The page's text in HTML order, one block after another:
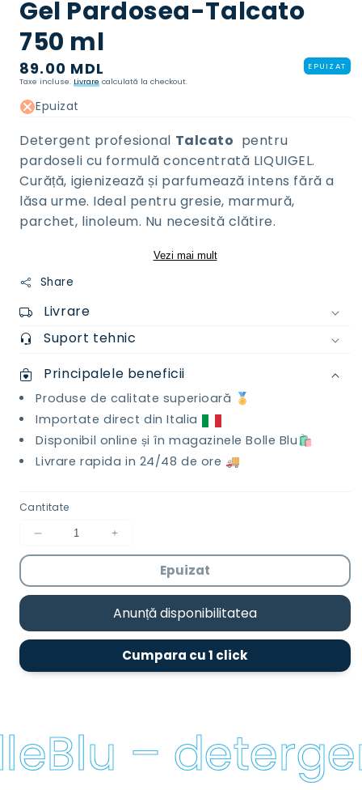
mod
Gel Pardosea-Talcato
750 ml
Preț
normal
89.00 MDL
EPUIZAT
Taxe incluse.Livrare calculată la checkout.
Epuizat
Detergent profesional Talcato pentru
pardoseli cu formulă concentrată LIQUIGEL.
Curăță, igienizează și parfumează intens fără a
lăsa urme. Ideal pentru gresie, marmură,
parchet, linoleum. Nu necesită clătire.
Vezi mai mult
Share
Livrare
Suport tehnic
Principalele beneficii
Produse de calitate superioară 🏅
Importate direct din Italia
Disponibil online și în magazinele Bolle Blu🛍️
Livrare rapida in 24/48 de ore 🚚
Cantitate
Reduceți
cantitatea
Gel
750
Creșteți
cantitatea
Gel
Pardosea-
Talcato
750
ml
Epuizat
Anunță disponibilitatea
Cumpara cu 1 click
–